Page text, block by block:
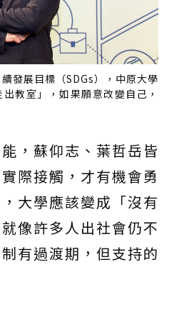
發展目標（SDGs），中原大學
教室」，如果願意改變自己，
，蘇仰志、葉哲岳皆
際接觸，才有機會勇
大學應該變成「沒有
像許多人出社會仍不
有過渡期，但支持的